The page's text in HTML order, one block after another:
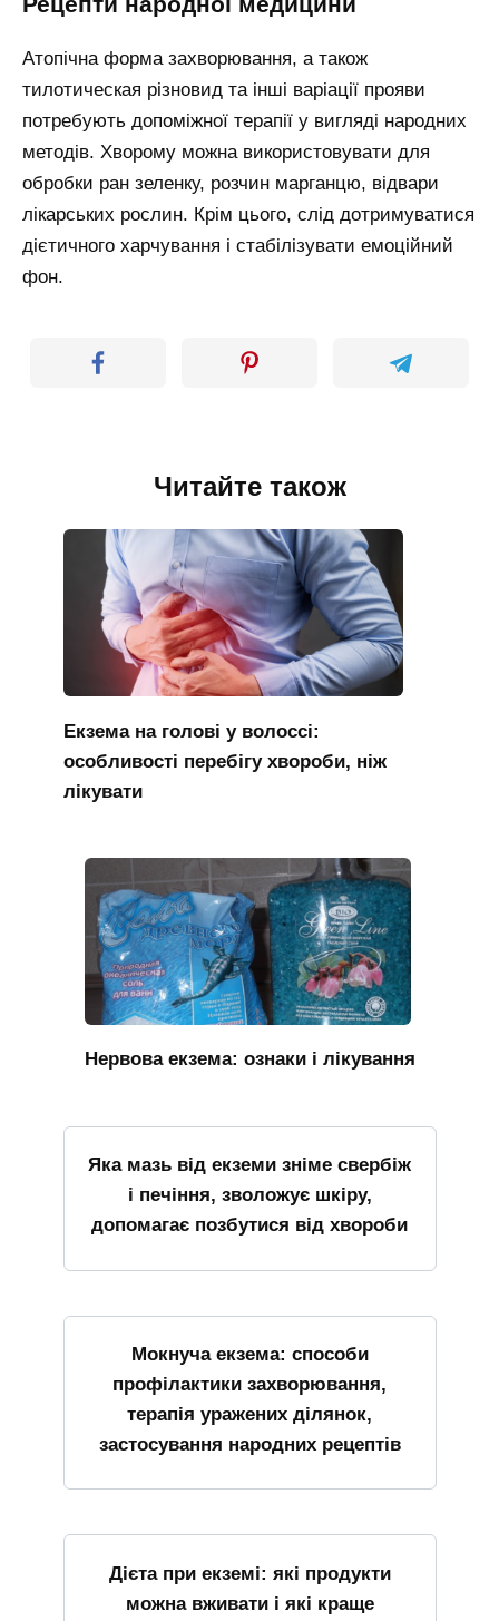
Атопічна форма захворювання, а також
тилотическая різновид та інші варіації прояви
потребують допоміжної терапії у вигляді народних
методів. Хворому можна використовувати для
обробки ран зеленку, розчин марганцю, відвари
лікарських рослин. Крім цього, слід дотримуватися
дієтичного харчування і стабілізувати емоційний
фон.
Читайте також
Екзема на голові у волоссі:
особливості перебігу хвороби, ніж
лікувати
Нервова екзема: ознаки і лікування
Яка мазь від екземи зніме свербіж
і печіння, зволожує шкіру,
допомагає позбутися від хвороби
Мокнуча екзема: способи
профілактики захворювання,
терапія уражених ділянок,
застосування народних рецептів
Дієта при екземі: які продукти
можна вживати і які краще